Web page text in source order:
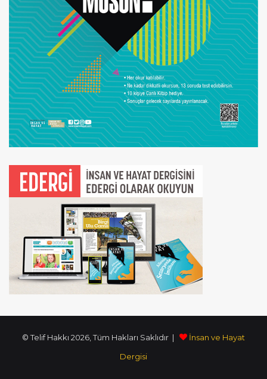
© Telif Hakkı 2026, Tüm Hakları Saklıdır |
İnsan ve Hayat
Dergisi